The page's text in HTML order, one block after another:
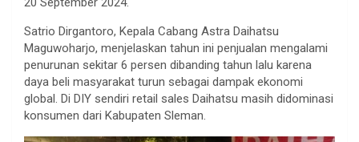
Satrio Dirgantoro, Kepala Cabang Astra Daihatsu
Maguwoharjo, menjelaskan tahun ini penjualan mengalami
penurunan sekitar 6 persen dibanding tahun lalu karena
daya beli masyarakat turun sebagai dampak ekonomi
global. Di DIY sendiri retail sales Daihatsu masih didominasi
konsumen dari Kabupaten Sleman.